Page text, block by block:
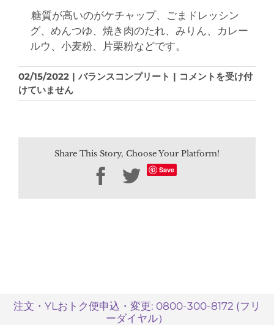
糖質が高いのがケチャップ、ごまドレッシン
グ、めんつゆ、焼き肉のたれ、みりん、カレー
ルウ、小麦粉、片栗粉などです。
02/15/2022 | バランスコンプリート | 血
値
ら
ば
コメントを受け付
けていません
Share This Story, Choose Your Platform!
Facebook
Twitter
Save
注文・YLおトク便申込・変更: 0800-300-8172 (フリ
ーダイヤル）